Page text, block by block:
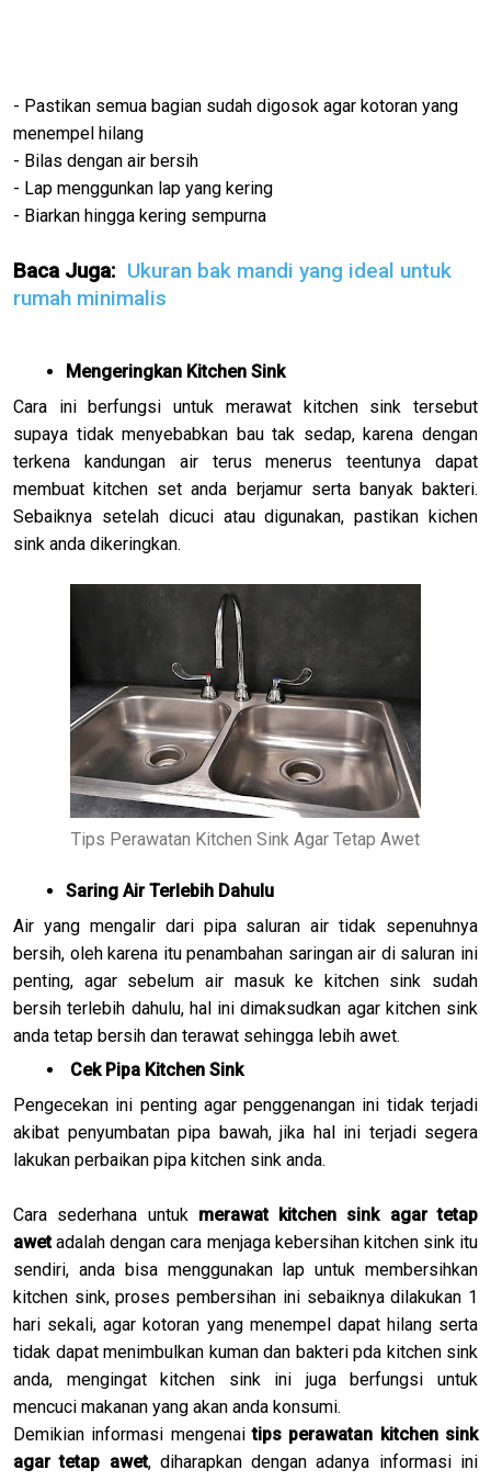
- Pastikan semua bagian sudah digosok agar kotoran yang
menempel hilang
- Bilas dengan air bersih
- Lap menggunkan lap yang kering
- Biarkan hingga kering sempurna
Baca Juga: Ukuran bak mandi yang ideal untuk
rumah minimalis
Mengeringkan Kitchen Sink
Cara ini berfungsi untuk merawat kitchen sink tersebut
supaya tidak menyebabkan bau tak sedap, karena dengan
terkena kandungan air terus menerus teentunya dapat
membuat kitchen set anda berjamur serta banyak bakteri.
Sebaiknya setelah dicuci atau digunakan, pastikan kichen
sink anda dikeringkan.
Tips Perawatan Kitchen Sink Agar Tetap Awet
Saring Air Terlebih Dahulu
Air yang mengalir dari pipa saluran air tidak sepenuhnya
bersih, oleh karena itu penambahan saringan air di saluran ini
penting, agar sebelum air masuk ke kitchen sink sudah
bersih terlebih dahulu, hal ini dimaksudkan agar kitchen sink
anda tetap bersih dan terawat sehingga lebih awet.
Cek Pipa Kitchen Sink
Pengecekan ini penting agar penggenangan ini tidak terjadi
akibat penyumbatan pipa bawah, jika hal ini terjadi segera
lakukan perbaikan pipa kitchen sink anda.
Cara sederhana untuk merawat kitchen sink agar tetap
awetadalah dengan cara menjaga kebersihan kitchen sink itu
sendiri, anda bisa menggunakan lap untuk membersihkan
kitchen sink, proses pembersihan ini sebaiknya dilakukan 1
hari sekali, agar kotoran yang menempel dapat hilang serta
tidak dapat menimbulkan kuman dan bakteri pda kitchen sink
anda, mengingat kitchen sink ini juga berfungsi untuk
mencuci makanan yang akan anda konsumi.
Demikian informasi mengenaitips perawatan kitchen sink
agar tetap awet, diharapkan dengan adanya informasi ini